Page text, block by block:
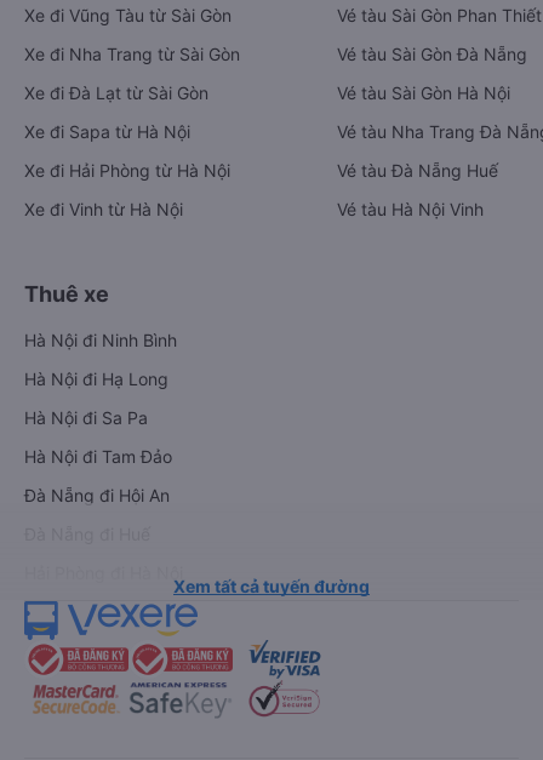
Xe đi Vũng Tàu từ Sài Gòn
Xe đi Nha Trang từ Sài Gòn
Xe đi Đà Lạt từ Sài Gòn
Xe đi Sapa từ Hà Nội
Xe đi Hải Phòng từ Hà Nội
Xe đi Vinh từ Hà Nội
Vé tàu Sài Gòn Phan Thiết
Vé tàu Sài Gòn Đà Nẵng
Vé tàu Sài Gòn Hà Nội
Vé tàu Nha Trang Đà
Vé tàu Đà Nẵng Huế
Vé tàu Hà Nội Vinh
Thuê xe
Hà Nội đi Ninh Bình
Hà Nội đi Hạ Long
Hà Nội đi Sa Pa
Hà Nội đi Tam Đảo
Đà Nẵng đi Hội An
Xem tất cả tuyến đường